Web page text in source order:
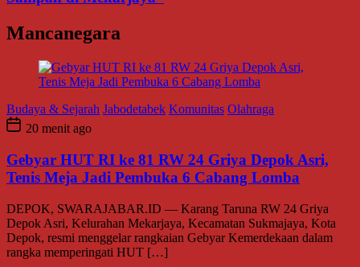
Mancanegara
Budaya & Sejarah Jabodetabek Komunitas Olahraga
20 menit ago
Gebyar HUT RI ke 81 RW 24 Griya Depok Asri,
Tenis Meja Jadi Pembuka 6 Cabang Lomba
DEPOK, SWARAJABAR.ID — Karang Taruna RW 24 Griya
Depok Asri, Kelurahan Mekarjaya, Kecamatan Sukmajaya, Kota
Depok, resmi menggelar rangkaian Gebyar Kemerdekaan dalam
rangka memperingati HUT […]